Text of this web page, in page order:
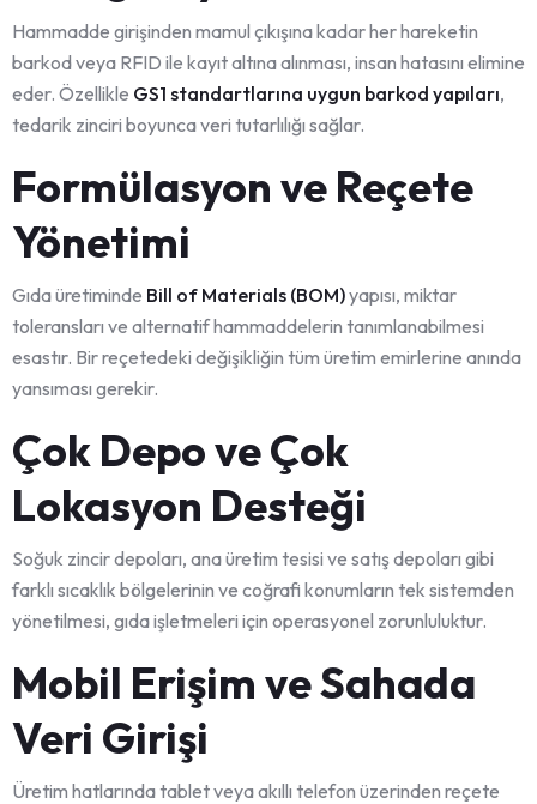
Hammadde girişinden mamul çıkışına kadar her hareketin
barkod veya RFID ile kayıt altına alınması, insan hatasını elimine
eder. Özellikle GS1 standartlarına uygun barkod yapıları,
tedarik zinciri boyunca veri tutarlılığı sağlar.
Formülasyon ve Reçete
Yönetimi
Gıda üretiminde Bill of Materials (BOM)yapısı, miktar
toleransları ve alternatif hammaddelerin tanımlanabilmesi
esastır. Bir reçetedeki değişikliğin tüm üretim emirlerine anında
yansıması gerekir.
Çok Depo ve Çok
Lokasyon Desteği
Soğuk zincir depoları, ana üretim tesisi ve satış depoları gibi
farklı sıcaklık bölgelerinin ve coğrafi konumların tek sistemden
yönetilmesi, gıda işletmeleri için operasyonel zorunluluktur.
Mobil Erişim ve Sahada
Veri Girişi
Üretim hatlarında tablet veya akıllı telefon üzerinden reçete